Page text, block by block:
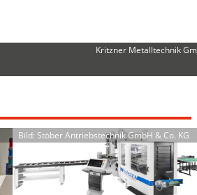
Kritzner Metalltechnik
Bild: Stöber Antriebstechnik GmbH & Co. KG